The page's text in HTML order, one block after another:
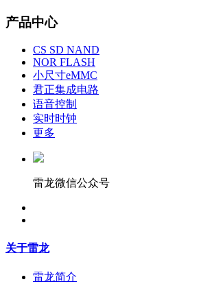
产品中心
CS SD NAND
NOR FLASH
小尺寸eMMC
君正集成电路
语音控制
实时时钟
更多
雷龙微信公众号
关于雷龙
雷龙简介